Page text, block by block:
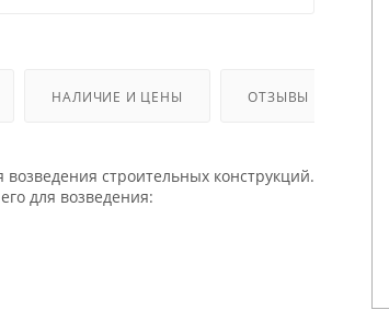
НАЛИЧИЕ И ЦЕНЫ ОТЗЫВЫ
строительных конструкций.
для возведения: